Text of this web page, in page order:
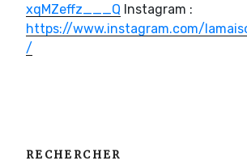
xqMZeffz___Q Instagram :
https://www.instagram.com/
/
RECHERCHER